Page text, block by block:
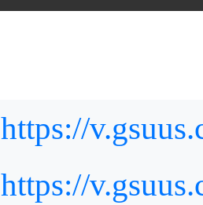
https://
https://